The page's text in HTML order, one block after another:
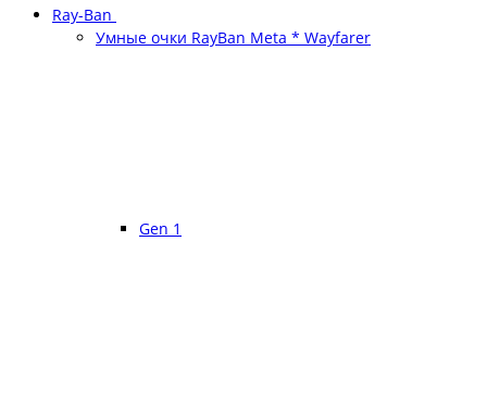
Ray-Ban
Умные очки RayBan Meta * Wayfarer
Gen 1